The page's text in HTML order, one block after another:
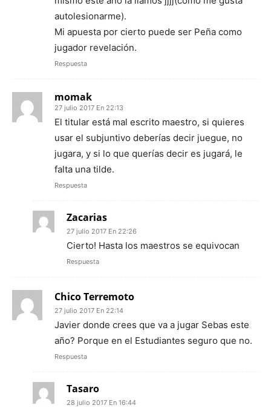
autolesionarme).
Mi apuesta por cierto puede ser Peña como
jugador revelación.
Respuesta
momak
27 julio 2017 En 22:13
El titular está mal escrito maestro, si quieres
usar el subjuntivo deberías decir juegue, no
jugara, y si lo que querías decir es jugará, le
falta una tilde.
Respuesta
Zacarias
27 julio 2017 En 22:26
Cierto! Hasta los maestros se equivocan
Respuesta
Chico Terremoto
27 julio 2017 En 22:14
Javier donde crees que va a jugar Sebas este
año? Porque en el Estudiantes seguro que no.
Respuesta
Tasaro
28 julio 2017 En 16:44